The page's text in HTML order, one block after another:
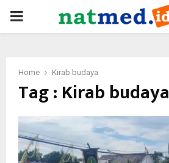
PRIMARY
Home Kirab budaya
Tag : Kirab budaya